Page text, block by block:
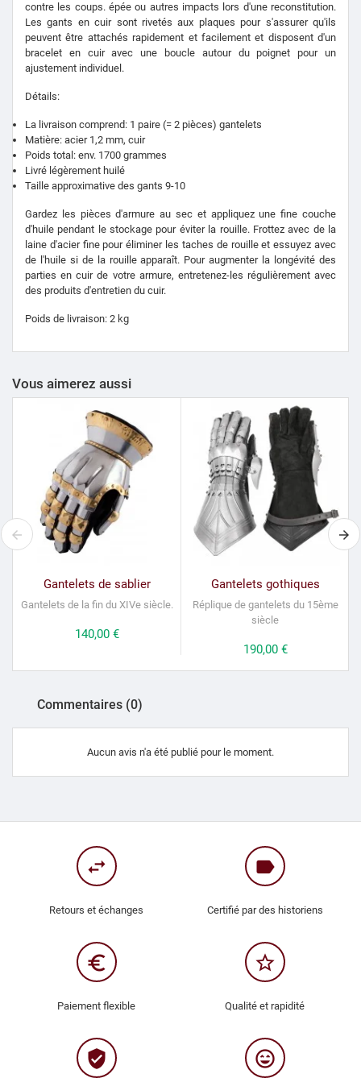
contre les coups. épée ou autres impacts lors d'une reconstitution.
Les gants en cuir sont rivetés aux plaques pour s'assurer qu'ils
peuvent être attachés rapidement et facilement et disposent d'un
bracelet en cuir avec une boucle autour du poignet pour un
ajustement individuel.
Détails:
La livraison comprend: 1 paire (= 2 pièces) gantelets
Matière: acier 1,2 mm, cuir
Poids total: env. 1700 grammes
Livré légèrement huilé
Taille approximative des gants 9-10
Gardez les pièces d'armure au sec et appliquez une fine couche
d'huile pendant le stockage pour éviter la rouille. Frottez avec de la
laine d'acier fine pour éliminer les taches de rouille et essuyez avec
de l'huile si de la rouille apparaît. Pour augmenter la longévité des
parties en cuir de votre armure, entretenez-les régulièrement avec
des produits d'entretien du cuir.
Poids de livraison: 2 kg
Vous aimerez aussi
Gantelets de sablier
Gantelets de la fin du XIVe siècle.
Prix
140,00 €
Gantelets gothiques
Réplique de gantelets du 15ème
siècle
Prix
190,00 €
Commentaires (0)
Aucun avis n'a été publié pour le moment.
swap_horiz
Retours et échanges
label
Certifié par des historiens
euro_symbol
Paiement flexible
star_border
Qualité et rapidité
verified_user sentiment_very_satisfied